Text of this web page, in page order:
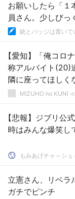
お願いしたら「１
員さん。少しび
てしまう・・
銃とバッジは置いて
【愛知】「俺コ
称アルバイト(20)
隣に座ってほし
PCR検査で陽性
MIZUHO no KUNI
【悲報】ジブリ公
時はみんな爆笑し
もみあげチャ～シュ
立憲さん、リベラ
ガチでピンチ